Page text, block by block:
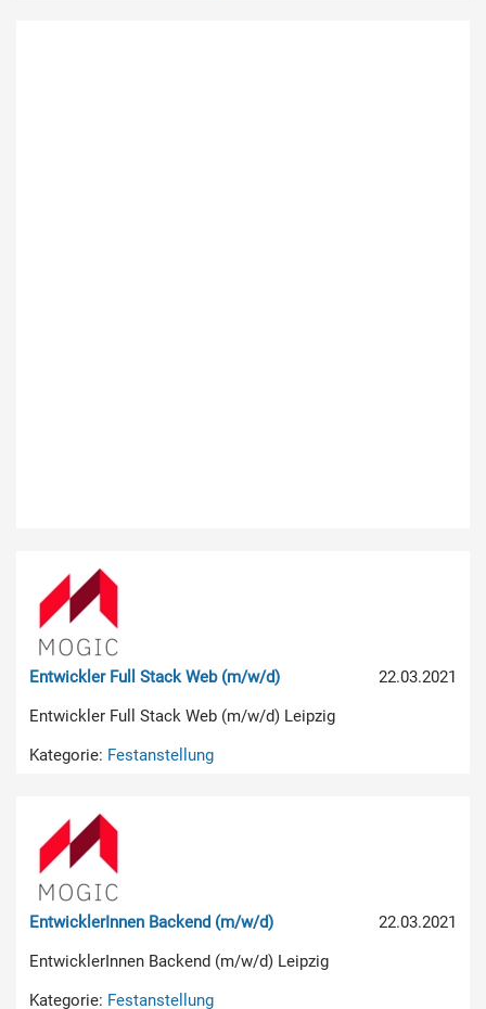
22.03.2021
Entwickler Full Stack Web (m/w/d)
Entwickler Full Stack Web (m/w/d) Leipzig
Kategorie: Festanstellung
22.03.2021
EntwicklerInnen Backend (m/w/d)
EntwicklerInnen Backend (m/w/d) Leipzig
Kategorie: Festanstellung